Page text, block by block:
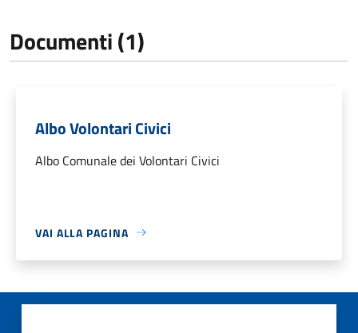
Documenti (1)
Albo Volontari Civici
Albo Comunale dei Volontari Civici
VAI ALLA PAGINA